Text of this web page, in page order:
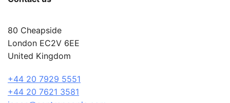
80 Cheapside
London EC2V 6EE
United Kingdom
+44 20 7929 5551
+44 20 7621 3581